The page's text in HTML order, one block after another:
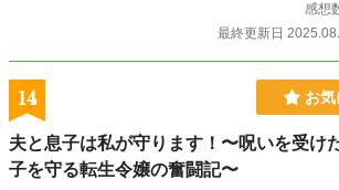
感想
最終更新日
14 お
夫と息子は私が守ります！〜呪いを受け
子を守る転生令嬢の奮闘記〜